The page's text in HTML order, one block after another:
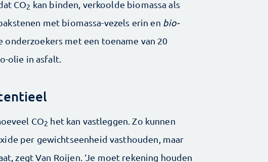
CO2 kan binden, verkoolde biomassa als
met biomassa-vezels erin en bio-
met een toename van 20
olie in asfalt.
CO2 het kan vastleggen. Zo kunnen
per gewichtseenheid vasthouden, maar
zegt Van Roijen. ‘Je moet rekening houden